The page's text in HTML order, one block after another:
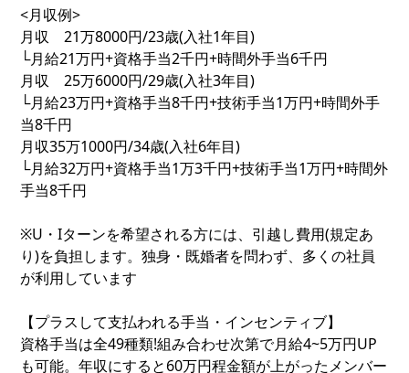
<月収例>
月収 21万8000円/23歳(入社1年目)
└月給21万円+資格手当2千円+時間外手当6千円
月収 25万6000円/29歳(入社3年目)
└月給23万円+資格手当8千円+技術手当1万円+時間外手
当8千円
月収35万1000円/34歳(入社6年目)
└月給32万円+資格手当1万3千円+技術手当1万円+時間外
手当8千円
※U・Iターンを希望される方には、引越し費用(規定あ
り)を負担します。独身・既婚者を問わず、多くの社員
が利用しています
【プラスして支払われる手当・インセンティブ】
資格手当は全49種類!組み合わせ次第で月給4~5万円UP
も可能。年収にすると60万円程金額が上がったメンバー